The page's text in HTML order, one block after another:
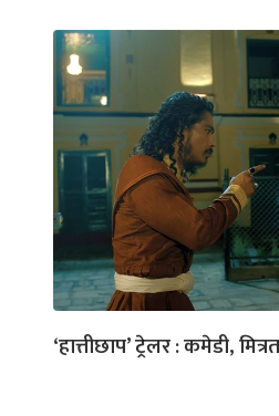
‘हात्तीछाप’ ट्रेलर : कमेडी,